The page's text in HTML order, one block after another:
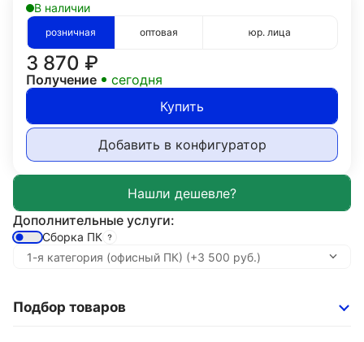
В наличии
розничная оптовая юр. лица
3 870 ₽
Получение
сегодня
Купить
Добавить в конфигуратор
Дополнительные услуги:
Сборка ПК
Подбор товаров